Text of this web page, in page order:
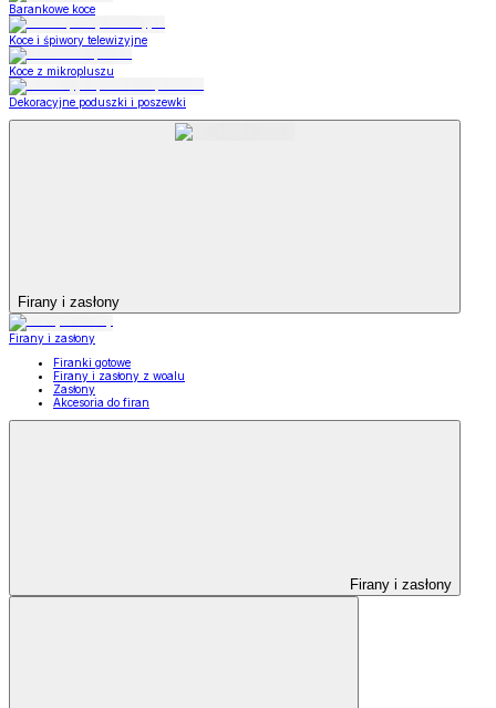
Barankowe koce
Koce i śpiwory telewizyjne
Koce z mikropluszu
Dekoracyjne poduszki i poszewki
Firany i zasłony
Firany i zasłony
Firanki gotowe
Firany i zasłony z woalu
Zasłony
Akcesoria do firan
Firany i zasłony